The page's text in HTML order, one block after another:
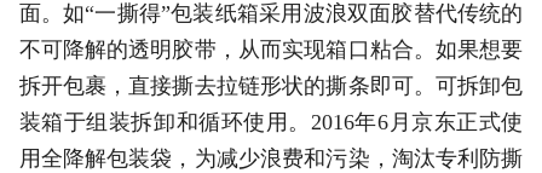
面。如“一撕得”包装纸箱采用波浪双面胶替代传统的
不可降解的透明胶带，从而实现箱口粘合。如果想要
拆开包裹，直接撕去拉链形状的撕条即可。可拆卸包
装箱于组装拆卸和循环使用。2016年6月京东正式使
用全降解包装袋，为减少浪费和污染，淘汰专利防撕